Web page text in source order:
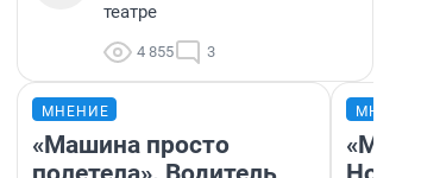
театре
4 855 3
МНЕНИЕ
«Машина просто
«Мы